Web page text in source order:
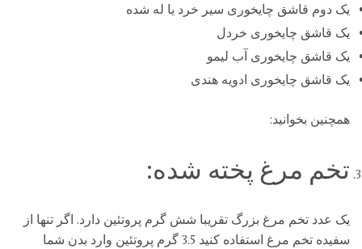
یک دوم قاشق چایخوری سیر خرد یا له شده
یک قاشق چایخوری خردل
یک قاشق چایخوری آب لیمو
یک قاشق چایخوری ادویه هندی
همچنین بخوانید:
تخم مرغ پخته شده:
یک عدد تخم مرغ بزرگ تقریبا شش گرم پروتئین دارد. اگر تنها از
سفیده تخم مرغ استفاده کنید 3.5 گرم پروتئین وارد بدن شما